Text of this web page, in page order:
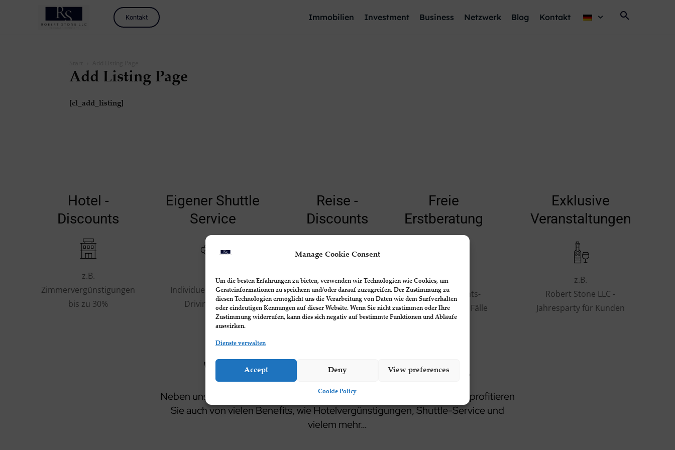
Manage Cookie Consent
Um die besten Erfahrungen zu bieten, verwenden wir Technologien wie Cookies, um
Geräteinformationen zu speichern und/oder darauf zuzugreifen. Der Zustimmung zu
diesen Technologien ermöglicht uns die Verarbeitung von Daten wie dem Surfverhalten
oder eindeutigen Kennungen auf dieser Website. Wenn Sie nicht zustimmen oder Ihre
Zustimmung widerrufen, kann dies sich negativ auf bestimmte Funktionen und Abläufe
auswirken.
Dienste verwalten
Accept Deny View preferences
Cookie Policy
Kontakt Immobilien Investment Business Netzwerk Blog Kontakt
Add Listing Page
[cl_add_listing]
Hotel -
Discounts
z.B.
Zimmervergünstigungen
bis zu 30%
Eigener Shuttle
Service
z.B.
Individueller Personal-
Driving-Service
Reise -
Discounts
z.B.
Flugvergünstigungen bis
zu 50%
Freie
Erstberatung
z.B.
Kostenfreie Rechts-
Erstberatung aller Fälle
Exklusive
Veranstaltungen
z.B.
Robert Stone LLC -
Jahresparty für Kunden
Vernetzen Sie sich mit uns!
Neben unserem einheimischen, sowie internationalen Partnernetzwerk profitieren
Sie auch von vielen Benefits, wie Hotelvergünstigungen, Shuttle-Service und
vielem mehr…